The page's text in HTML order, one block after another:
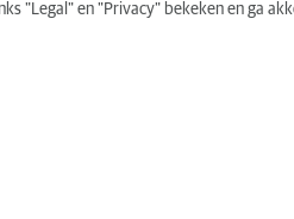
"Legal" en "Privacy" bekeken en ga